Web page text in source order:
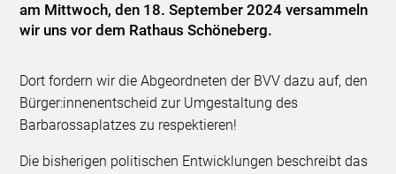
am Mittwoch, den 18. September 2024 versammeln
wir uns vor dem Rathaus Schöneberg.
Dort fordern wir die Abgeordneten der BVV dazu auf, den
Bürger:innenentscheid zur Umgestaltung des
Barbarossaplatzes zu respektieren!
Die bisherigen politischen Entwicklungen beschreibt das